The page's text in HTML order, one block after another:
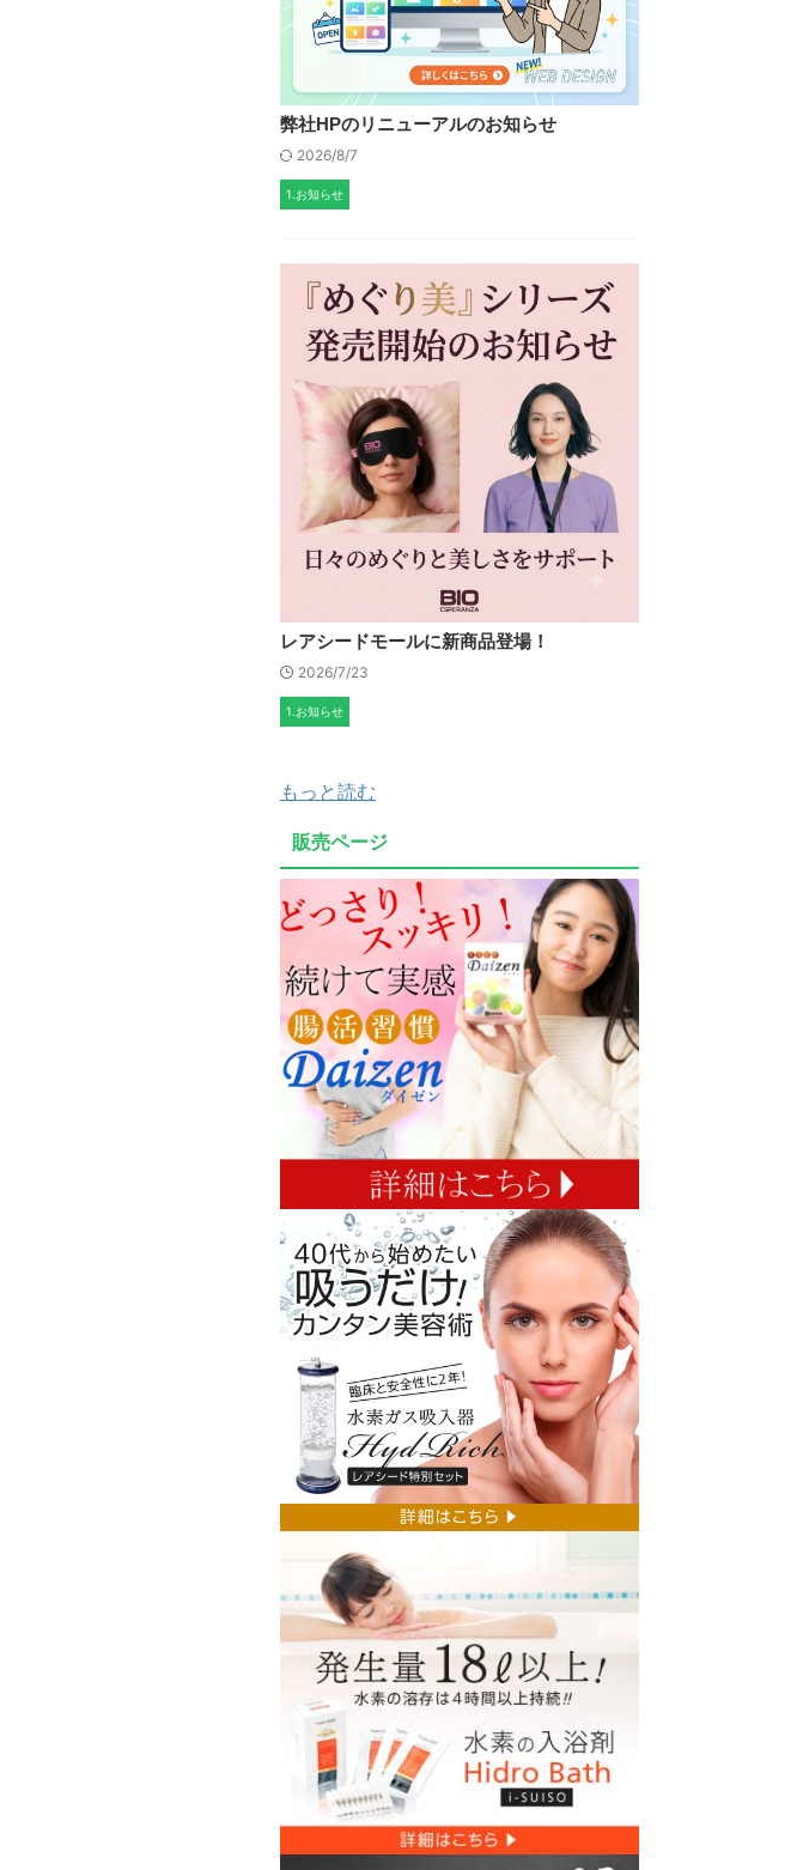
弊社HPのリニューアルのお知らせ
2026/8/7
1.お知らせ
レアシードモールに新商品登場！
2026/7/23
1.お知らせ
もっと読む
販売ページ